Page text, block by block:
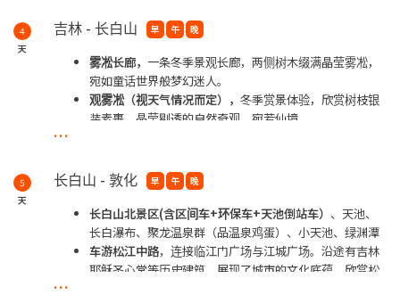
**夜宿于吉林
4
天
吉林 - 长白山 早 午 晚
雾凇长廊， 一条冬季景观长廊，两侧树木缀满晶莹雾凇，
宛如童话世界般梦幻迷人。
观雾凇（视天气情况而定）， 冬季赏景体验，欣赏树枝银
装素裹、晶莹剔透的自然奇观，宛若仙境
地，展现独特的边疆民族风情与历史传承。
二道白河观秋沙鸭（视天氯而定），
区，观赏秋沙鸭栖息、觅食的自然景观，吸引着众多鸟类
爱好者和摄影师前来。
酒店温泉泡汤（自备泳衣）
...
5
天
长白山 - 敦化 早 午 晚
长白山北景区(含区间车+环保车+天池倒站车） 、天池、
长白瀑布、聚龙温泉群（品温泉鸡蛋）、小天池、绿渊潭
车游松江中路，连接临江门广场与江城广场。沿途有吉林
耶稣圣心堂等历史建筑，展现了城市的文化底蕴。欣赏松
...